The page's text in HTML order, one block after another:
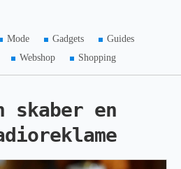
Mode Gadgets
Guides
Webshop Shopping
skaber en